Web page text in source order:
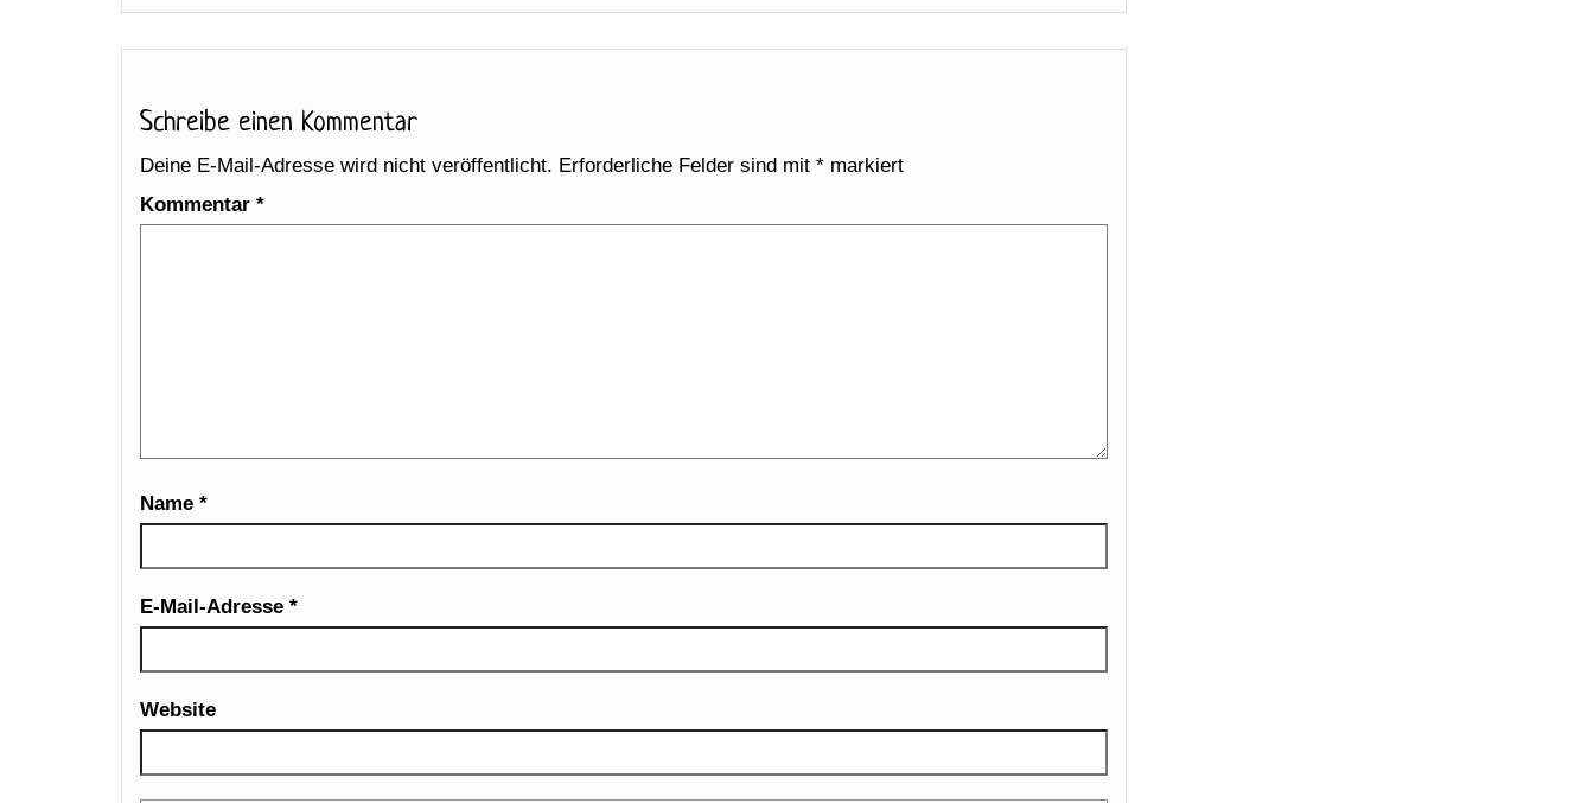
Schreibe einen Kommentar
Deine E-Mail-Adresse wird nicht veröffentlicht. Erforderliche Felder sind mit * markiert
Kommentar *
Name *
E-Mail-Adresse *
Website